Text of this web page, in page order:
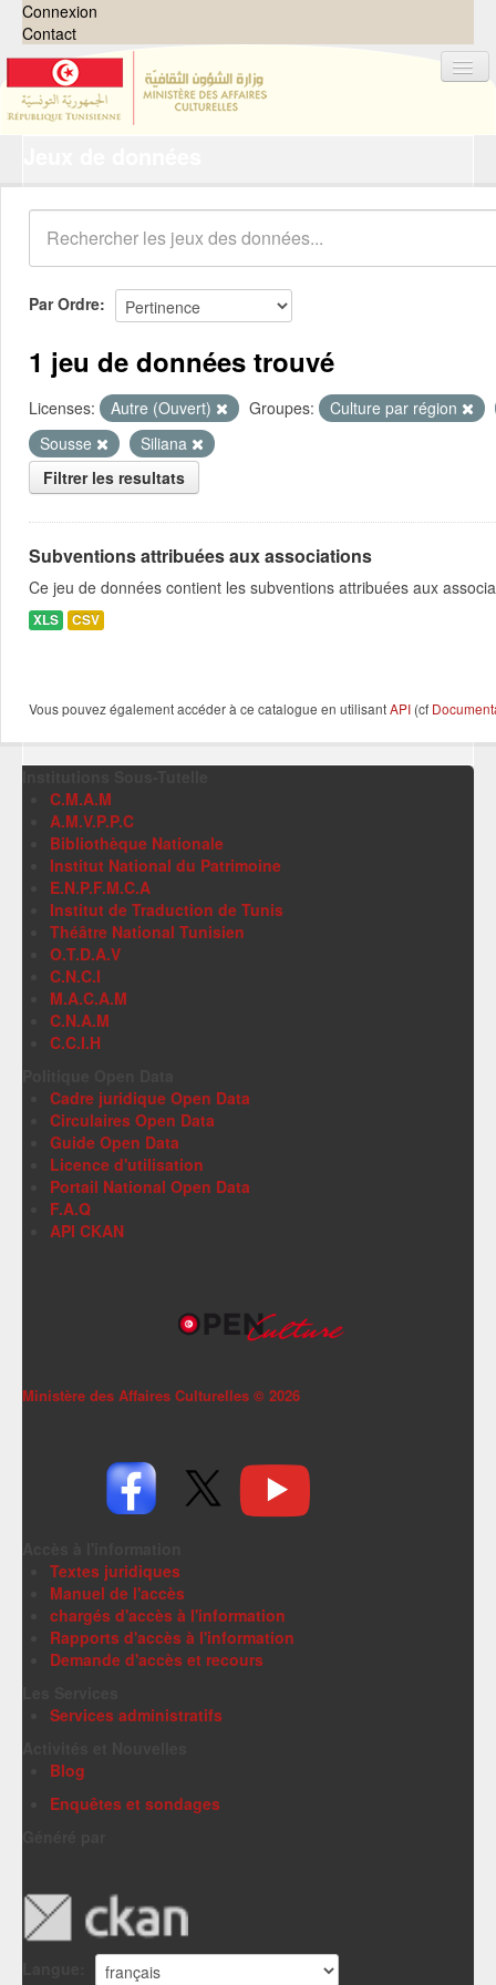
Connexion
Contact
Organisations
Groupes
Demandes 0
À propos
Par Ordre
1 jeu de données trouvé
Licenses: Autre (Ouvert) Groupes:
Culture par région
Sousse
Siliana
Filtrer les resultats
Subventions attribuées aux associations
Ce jeu de données contient les subventions attribuées aux
XLS CSV
Vous pouvez également accéder à ce catalogue en utilisantAPI (cf
C.M.A.M
A.M.V.P.P.C
Bibliothèque Nationale
Institut National du Patrimoine
E.N.P.F.M.C.A
Institut de Traduction de Tunis
Théâtre National Tunisien
O.T.D.A.V
C.N.C.I
M.A.C.A.M
C.N.A.M
C.C.I.H
Cadre juridique Open Data
Circulaires Open Data
Guide Open Data
Licence d'utilisation
Portail National Open Data
F.A.Q
API CKAN
Ministère des Affaires Culturelles © 2026
Textes juridiques
Manuel de l'accès
chargés d'accès à l'information
Rapports d'accès à l'information
Demande d'accès et recours
Services administratifs
Blog
Enquêtes et sondages